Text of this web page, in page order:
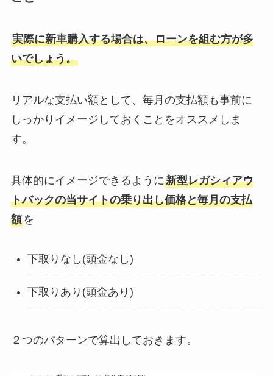
実際に新車購入する場合は、ローンを組む方が多
いでしょう。
リアルな支払い額として、毎月の支払額も事前に
しっかりイメージしておくことをオススメしま
す。
具体的にイメージできるように新型レガシィアウ
トバックの当サイトの乗り出し価格と毎月の支払
額を
下取りなし(頭金なし)
下取りあり(頭金あり)
２つのパターンで算出しておきます。